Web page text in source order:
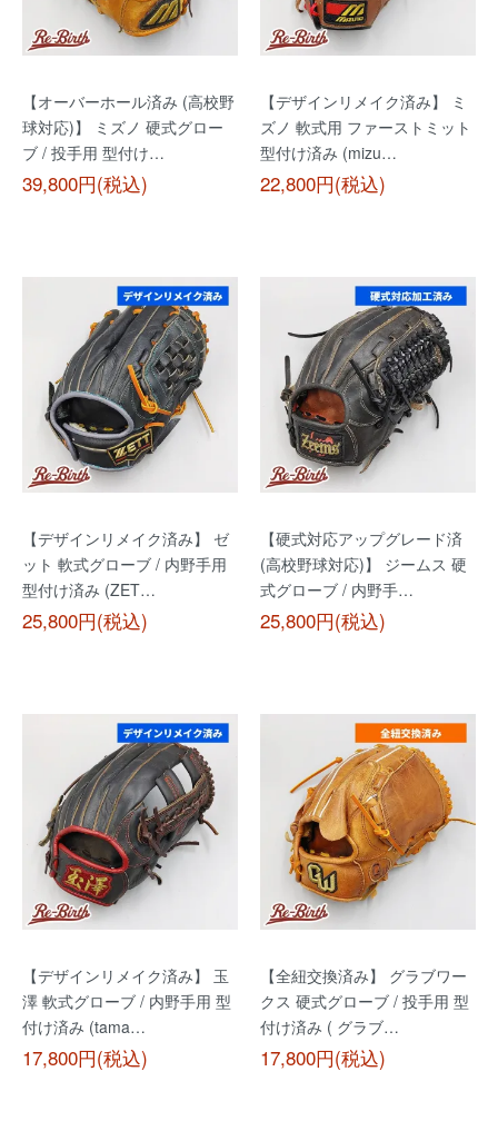
【オーバーホール済み (高校野
球対応)】 ミズノ 硬式グロー
ブ / 投手用 型付け…
39,800円(税込)
【デザインリメイク済み】 ミ
ズノ 軟式用 ファーストミット
型付け済み (mizu…
22,800円(税込)
【デザインリメイク済み】 ゼ
ット 軟式グローブ / 内野手用
型付け済み (ZET…
25,800円(税込)
【硬式対応アップグレード済
(高校野球対応)】 ジームス 硬
式グローブ / 内野手…
25,800円(税込)
【デザインリメイク済み】 玉
澤 軟式グローブ / 内野手用 型
付け済み (tama…
17,800円(税込)
【全紐交換済み】 グラブワー
クス 硬式グローブ / 投手用 型
付け済み ( グラブ…
17,800円(税込)